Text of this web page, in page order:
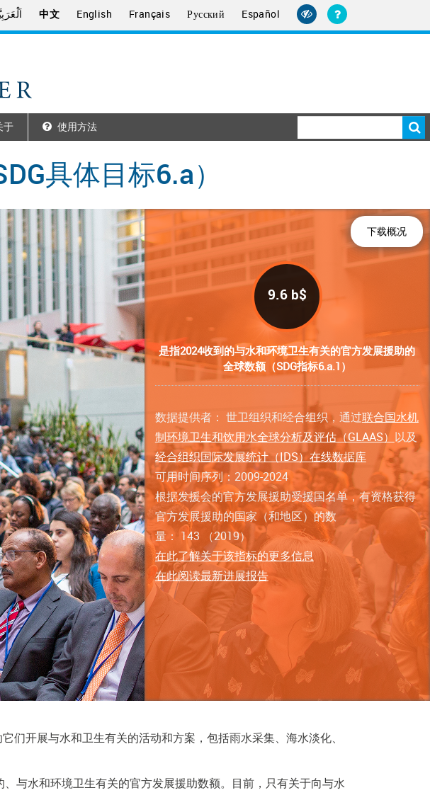
中文 English Français Русский Español
于 使用方法
具体目标6.a）
下载概况
9.6 b$
是指2024收到的与水和环境卫生有关的官方发展援助的
全球数额（SDG指标6.a.1）
数据提供者： 世卫组织和经合组织，通过联合国水机
制环境卫生和饮用水全球分析及评估（GLAAS） 以及
经合组织国际发展统计（IDS）在线数据库
可用时间序列：2009-2024
根据发援会的官方发展援助受援国名单，有资格获得
官方发展援助的国家（和地区）的数
量： 143 （2019）
在此了解关于该指标的更多信息
在此阅读最新进展报告
们开展与水和卫生有关的活动和方案，包括雨水采集、海水淡化、
与水和环境卫生有关的官方发展援助数额。目前，只有关于向与水